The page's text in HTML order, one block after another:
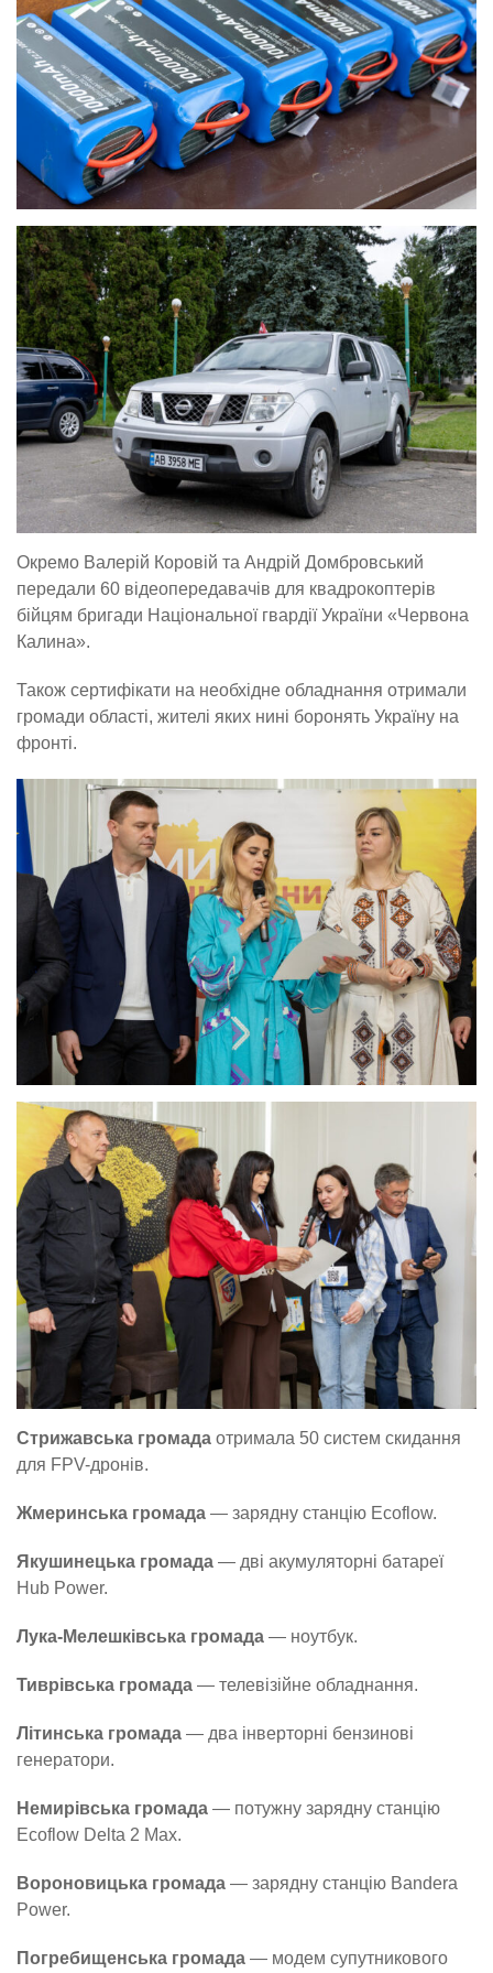
Окремо Валерій Коровій та Андрій Домбровський
передали 60 відеопередавачів для квадрокоптерів
бійцям бригади Національної гвардії України «Червона
Калина».
Також сертифікати на необхідне обладнання отримали
громади області, жителі яких нині боронять Україну на
фронті.
Стрижавська громада отримала 50 систем скидання
для FPV-дронів.
Жмеринська громада — зарядну станцію Ecoflow.
Якушинецька громада — дві акумуляторні батареї
Hub Power.
Лука-Мелешківська громада — ноутбук.
Тиврівська громада — телевізійне обладнання.
Літинська громада — два інверторні бензинові
генератори.
Немирівська громада — потужну зарядну станцію
Ecoflow Delta 2 Max.
Вороновицька громада — зарядну станцію Bandera
Power.
Погребищенська громада — модем супутникового